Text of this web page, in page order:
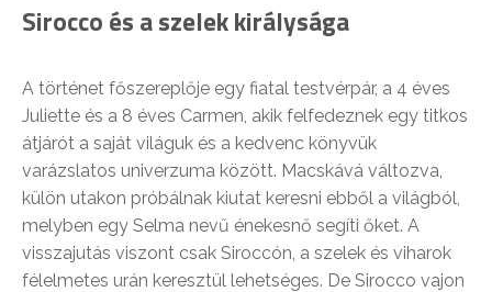
Sirocco és a szelek királysága
A történet főszereplője egy fiatal testvérpár, a 4 éves
Juliette és a 8 éves Carmen, akik felfedeznek egy titkos
átjárót a saját világuk és a kedvenc könyvük
varázslatos univerzuma között. Macskává változva,
külön utakon próbálnak kiutat keresni ebből a világból,
melyben egy Selma nevű énekesnő segíti őket. A
visszajutás viszont csak Siroccón, a szelek és viharok
félelmetes urán keresztül lehetséges. De Sirocco vajon